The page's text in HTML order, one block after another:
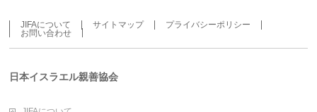
JIFAについて サイトマップ
プライバシーポリシー
お問い合わせ
日本イスラエル親善協会